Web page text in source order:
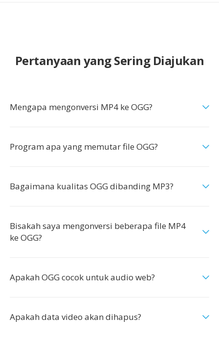
Pertanyaan yang Sering Diajukan
Mengapa mengonversi MP4 ke OGG?
Program apa yang memutar file OGG?
Bagaimana kualitas OGG dibanding MP3?
Bisakah saya mengonversi beberapa file MP4
ke OGG?
Apakah OGG cocok untuk audio web?
Apakah data video akan dihapus?